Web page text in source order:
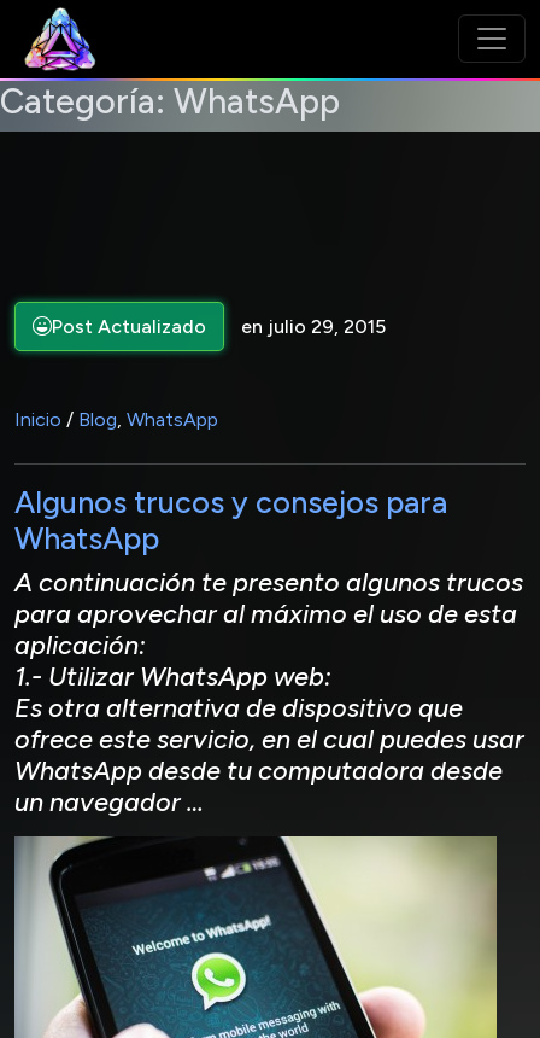
Categoría: WhatsApp
Post Actualizado en julio 29, 2015
Inicio / Blog, WhatsApp
Algunos trucos y consejos para
WhatsApp
A continuación te presento algunos trucos
para aprovechar al máximo el uso de esta
aplicación:
1.- Utilizar WhatsApp web:
Es otra alternativa de dispositivo que
ofrece este servicio, en el cual puedes usar
WhatsApp desde tu computadora desde
un navegador …